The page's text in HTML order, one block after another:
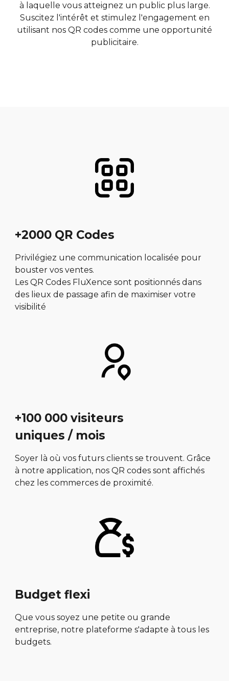
à laquelle vous atteignez un public plus large.
Suscitez l'intérêt et stimulez l'engagement en
utilisant nos QR codes comme une opportunité
publicitaire.
+2000 QR Codes
Privilégiez une communication localisée pour
bouster vos ventes.
Les QR Codes FluXence sont positionnés dans
des lieux de passage afin de maximiser votre
visibilité
+100 000 visiteurs
uniques / mois
Soyer là où vos futurs clients se trouvent. Grâce
à notre application, nos QR codes sont affichés
chez les commerces de proximité.
Budget flexi
Que vous soyez une petite ou grande
entreprise, notre plateforme s'adapte à tous les
budgets.